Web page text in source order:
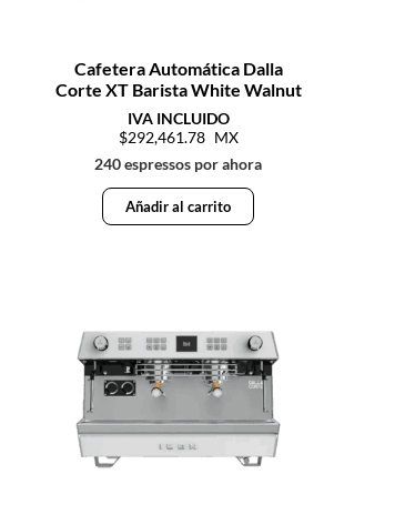
Cafetera Automática Dalla
Corte XT Barista White Walnut
292,461.78
240 espressos por ahora
Añadir al carrito